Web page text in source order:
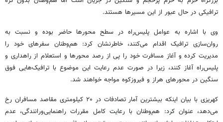
ترافیکی در حال عبور از این مسیرها هستند.
وی با اشاره به عوامل پلیس‌راه در سطح محورها حاضر بوده و نسبت به
روان‌سازی ترافیک اقدام می‌کنند، خاطرنشان کرد: هم‌وطنان سفرهای خود را
مدیریت کرده و آغاز مسافرت خود را پی از رصد محورها و استعلام از راهداری و
پلیس‌راه آغاز کنند، زیرا در صورت عدم رعایت این موضوع با ترافیک‌هایی فوق
سنگین در محورهای هراز و فیروزکوه مواجه خواهند شد.
کهریزی با بیان اینکه بیشترین آمار تصادفات در ۲۰ کیلومتری مقاصد مسافران رخ
می‌دهد، عنوان کرد: هم‌وطنان با رعایت کامل مقررات راهنمایی‌ورانندگی، عدم